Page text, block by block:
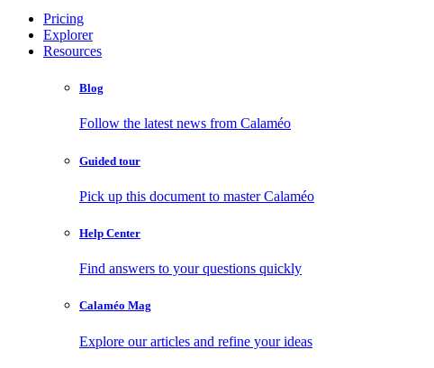
Pricing
Explorer
Resources
Blog
Follow the latest news from Calaméo
Guided tour
Pick up this document to master Calaméo
Help Center
Find answers to your questions quickly
Calaméo Mag
Explore our articles and refine your ideas